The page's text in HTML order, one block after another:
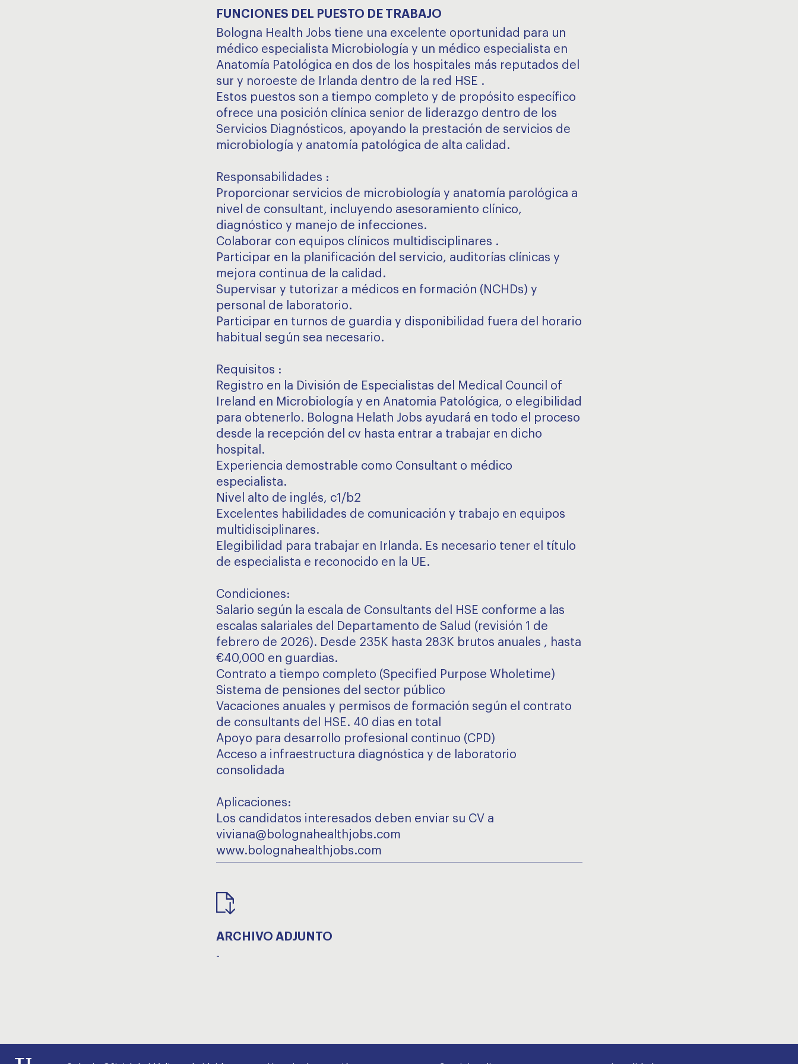
FUNCIONES DEL PUESTO DE TRABAJO
Bologna Health Jobs tiene una excelente oportunidad para un
médico especialista Microbiología y un médico especialista en
Anatomía Patológica en dos de los hospitales más reputados del
sur y noroeste de Irlanda dentro de la red HSE .
Estos puestos son a tiempo completo y de propósito específico
ofrece una posición clínica senior de liderazgo dentro de los
Servicios Diagnósticos, apoyando la prestación de servicios de
microbiología y anatomía patológica de alta calidad.
Responsabilidades :
Proporcionar servicios de microbiología y anatomía parológica a
nivel de consultant, incluyendo asesoramiento clínico,
diagnóstico y manejo de infecciones.
Colaborar con equipos clínicos multidisciplinares .
Participar en la planificación del servicio, auditorías clínicas y
mejora continua de la calidad.
Supervisar y tutorizar a médicos en formación (NCHDs) y
personal de laboratorio.
Participar en turnos de guardia y disponibilidad fuera del horario
habitual según sea necesario.
Requisitos :
Registro en la División de Especialistas del Medical Council of
Ireland en Microbiología y en Anatomia Patológica, o elegibilidad
para obtenerlo. Bologna Helath Jobs ayudará en todo el proceso
desde la recepción del cv hasta entrar a trabajar en dicho
hospital.
Experiencia demostrable como Consultant o médico
especialista.
Nivel alto de inglés, c1/b2
Excelentes habilidades de comunicación y trabajo en equipos
multidisciplinares.
Elegibilidad para trabajar en Irlanda. Es necesario tener el título
de especialista e reconocido en la UE.
Condiciones:
Salario según la escala de Consultants del HSE conforme a las
escalas salariales del Departamento de Salud (revisión 1 de
febrero de 2026). Desde 235K hasta 283K brutos anuales , hasta
€40,000 en guardias.
Contrato a tiempo completo (Specified Purpose Wholetime)
Sistema de pensiones del sector público
Vacaciones anuales y permisos de formación según el contrato
de consultants del HSE. 40 dias en total
Apoyo para desarrollo profesional continuo (CPD)
Acceso a infraestructura diagnóstica y de laboratorio
consolidada
Aplicaciones:
Los candidatos interesados deben enviar su CV a
viviana@bolognahealthjobs.com
www.bolognahealthjobs.com
ARCHIVO ADJUNTO
-